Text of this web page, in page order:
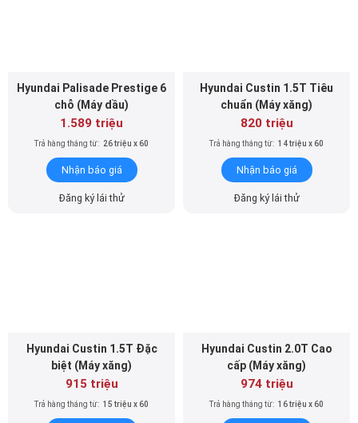
Hyundai Palisade Prestige 6
chỗ (Máy dầu)
1.589 triệu
Trả hàng tháng từ: 26 triệu x 60
Nhận báo giá
Đăng ký lái thử
Hyundai Custin 1.5T Tiêu
chuẩn (Máy xăng)
820 triệu
Trả hàng tháng từ: 14 triệu x 60
Nhận báo giá
Đăng ký lái thử
Hyundai Custin 1.5T Ðặc
biệt (Máy xăng)
915 triệu
Trả hàng tháng từ: 15 triệu x 60
Hyundai Custin 2.0T Cao
cấp (Máy xăng)
974 triệu
Trả hàng tháng từ: 16 triệu x 60